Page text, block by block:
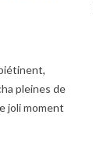
pleines de
joli moment